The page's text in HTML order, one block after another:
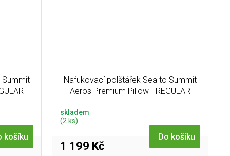
košíku
Nafukovací polštářek Sea to Summit
Aeros Premium Pillow - REGULAR
skladem
(2 ks)
1 199 Kč
Do košíku